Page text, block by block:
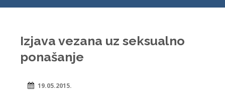
Izjava vezana uz seksualno
ponašanje
19.05.2015.